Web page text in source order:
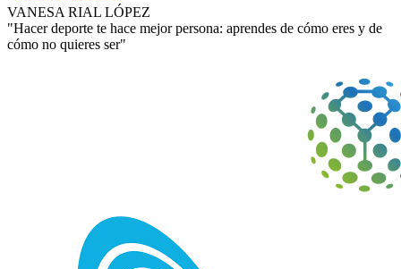
VANESA RIAL LÓPEZ
"Hacer deporte te hace mejor persona: aprendes de cómo eres y de
cómo no quieres ser"